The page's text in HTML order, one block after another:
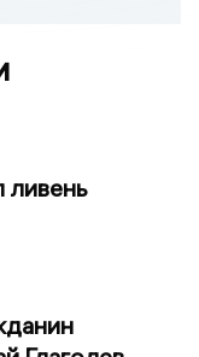
ливень